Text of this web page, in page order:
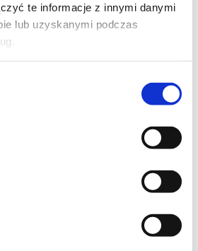
te informacje z innymi danymi
lub uzyskanymi podczas